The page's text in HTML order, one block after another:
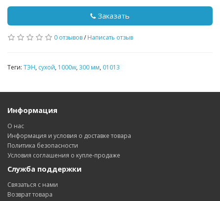
Заказать
0 отзывов/ Написать отзыв
Теги: ТЭН, сухой, 1000w, 300 мм, 01013
Информация
О нас
Информация и условия о доставке товара
Политика безопасности
Условия соглашения о купле-продаже
Служба поддержки
Связаться с нами
Возврат товара